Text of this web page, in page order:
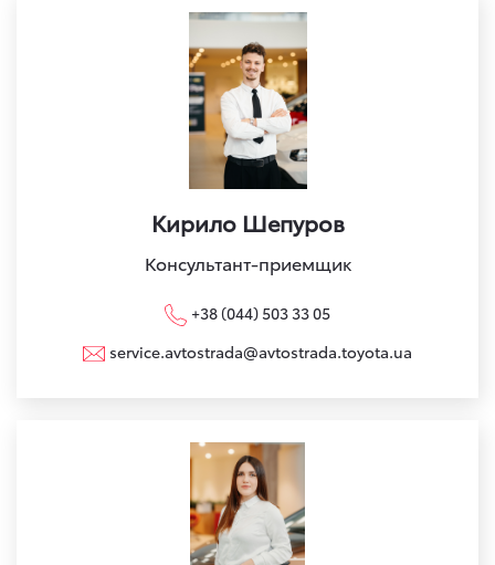
Кирило Шепуров
Консультант-приемщик
+38 (044) 503 33 05
service.avtostrada@avtostrada.toyota.ua